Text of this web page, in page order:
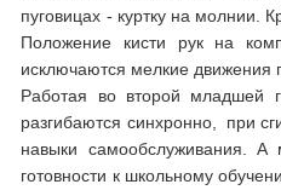
пуговицах - куртку на молнии.
Положение кисти рук на
исключаются мелкие движения
Работая во второй младшей
разгибаются синхронно, при
навыки самообслуживания. А
готовности к школьному